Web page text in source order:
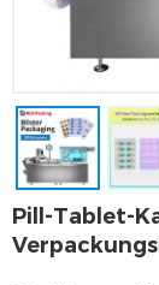
Pill-Tablet-